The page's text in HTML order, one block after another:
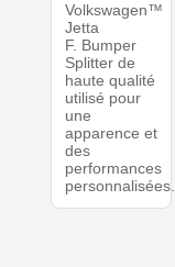
Volkswagen™
Jetta
F. Bumper
Splitter de
haute qualité
utilisé pour
une
apparence et
des
performances
personnalisées.